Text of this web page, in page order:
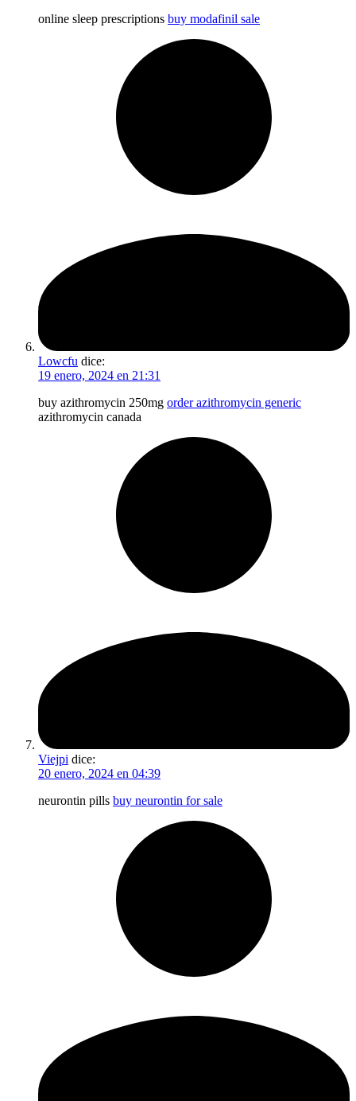
online sleep prescriptions buy modafinil sale
Lowcfu dice:
19 enero, 2024 en 21:31
buy azithromycin 250mg order azithromycin generic
azithromycin canada
Viejpi dice:
20 enero, 2024 en 04:39
neurontin pills buy neurontin for sale